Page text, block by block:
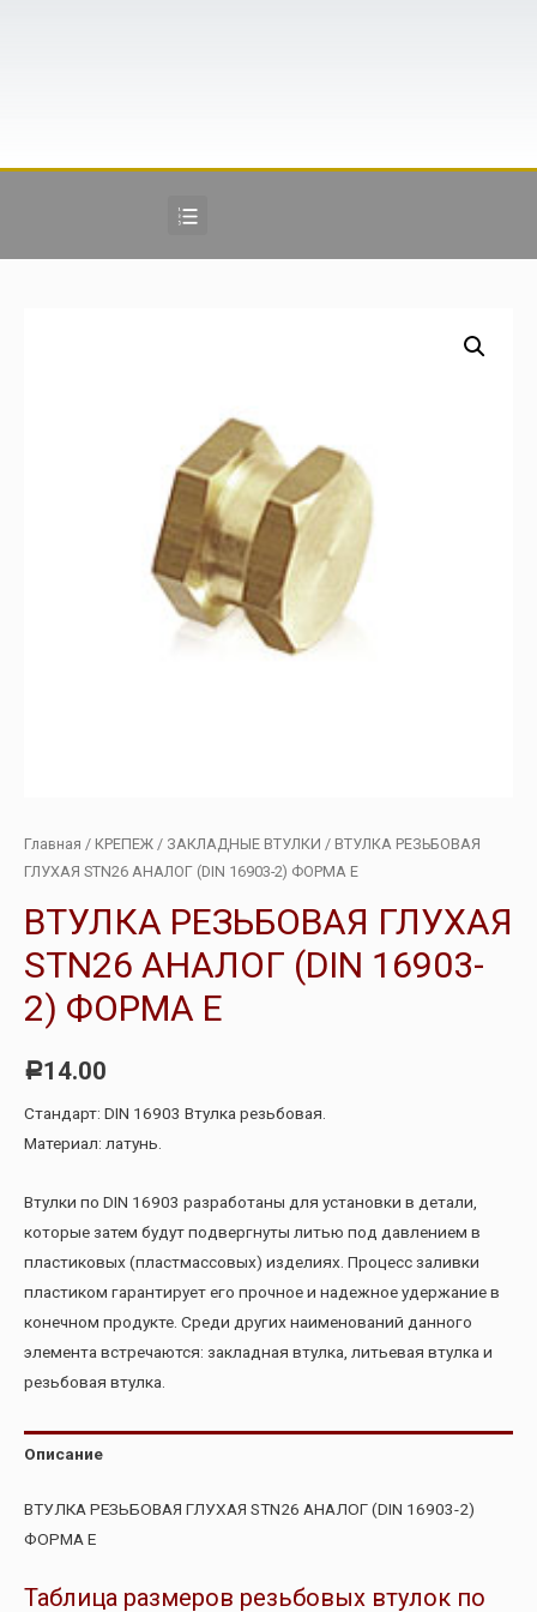
Главная / КРЕПЕЖ / ЗАКЛАДНЫЕ ВТУЛКИ / ВТУЛКА РЕЗЬБОВАЯ
ГЛУХАЯ STN26 АНАЛОГ (DIN 16903-2) ФОРМА Е
ВТУЛКА РЕЗЬБОВАЯ ГЛУХАЯ
STN26 АНАЛОГ (DIN 16903-
2) ФОРМА Е
Р14.00
Стандарт: DIN 16903 Втулка резьбовая.
Материал: латунь.
Втулки по DIN 16903 разработаны для установки в детали,
которые затем будут подвергнуты литью под давлением в
пластиковых (пластмассовых) изделиях. Процесс заливки
пластиком гарантирует его прочное и надежное удержание в
конечном продукте. Среди других наименований данного
элемента встречаются: закладная втулка, литьевая втулка и
резьбовая втулка.
Описание
ВТУЛКА РЕЗЬБОВАЯ ГЛУХАЯ STN26 АНАЛОГ (DIN 16903-2)
ФОРМА Е
Таблица размеров резьбовых втулок по